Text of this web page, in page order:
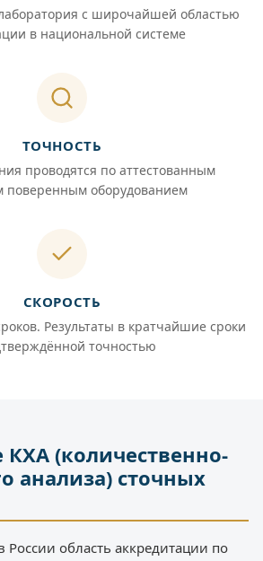
с широчайшей областью
в национальной системе
ТОЧНОСТЬ
проводятся по аттестованным
поверенным оборудованием
СКОРОСТЬ
Результаты в кратчайшие сроки
точностью
(количественно-
анализа) сточных
область аккредитации по